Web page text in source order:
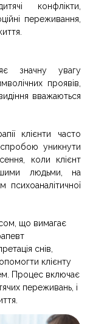
конфлікти,
переживання,
значну увагу
проявів,
вважаються
клієнти часто
уникнути
коли клієнт
людьми, на
що вимагає
снів,
клієнту
Процес включає
переживань, і